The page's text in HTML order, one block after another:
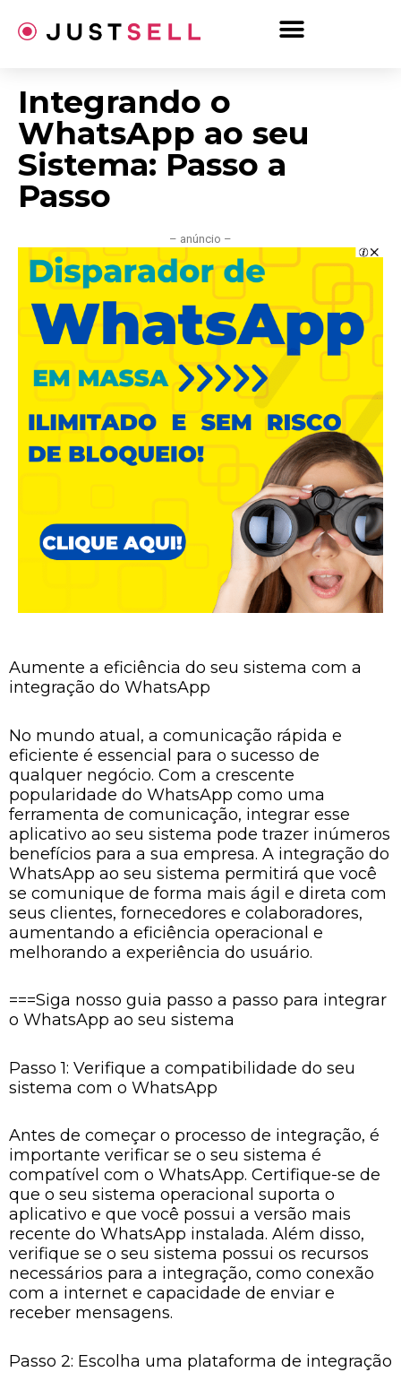
para
Integrando o
WhatsApp ao seu
Sistema: Passo a
Passo
– anúncio –
Aumente a eficiência do seu sistema com a
integração do WhatsApp
No mundo atual, a comunicação rápida e
eficiente é essencial para o sucesso de
qualquer negócio. Com a crescente
popularidade do WhatsApp como uma
ferramenta de comunicação, integrar esse
aplicativo ao seu sistema pode trazer inúmeros
benefícios para a sua empresa. A integração do
WhatsApp ao seu sistema permitirá que você
se comunique de forma mais ágil e direta com
seus clientes, fornecedores e colaboradores,
aumentando a eficiência operacional e
melhorando a experiência do usuário.
===Siga nosso guia passo a passo para integrar
o WhatsApp ao seu sistema
Passo 1: Verifique a compatibilidade do seu
sistema com o WhatsApp
Antes de começar o processo de integração, é
importante verificar se o seu sistema é
compatível com o WhatsApp. Certifique-se de
que o seu sistema operacional suporta o
aplicativo e que você possui a versão mais
recente do WhatsApp instalada. Além disso,
verifique se o seu sistema possui os recursos
necessários para a integração, como conexão
com a internet e capacidade de enviar e
receber mensagens.
Passo 2: Escolha uma plataforma de integração